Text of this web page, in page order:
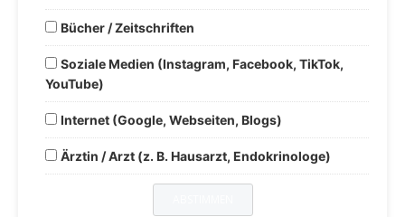
Bücher / Zeitschriften
Soziale Medien (Instagram, Facebook, TikTok,
YouTube)
Internet (Google, Webseiten, Blogs)
Ärztin / Arzt (z. B. Hausarzt, Endokrinologe)